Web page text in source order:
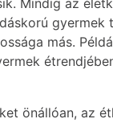
Mindig az
más.
önállóan, az